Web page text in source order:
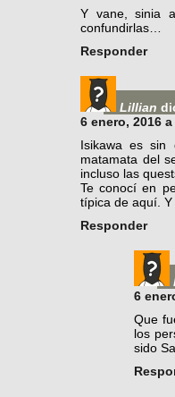
Y vane, sinia
confundirlas…
Responder
Lillian
6 enero, 2016
Isikawa es sin
matamata del
incluso las
Te conocí en
típica de aquí.
Responder
6
Que
los
sido